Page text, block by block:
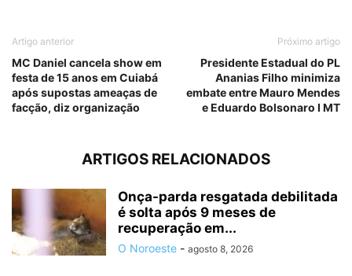
Artigo anterior
MC Daniel cancela show em
festa de 15 anos em Cuiabá
após supostas ameaças de
facção, diz organização
Próximo artigo
Presidente Estadual do PL
Ananias Filho minimiza
embate entre Mauro Mendes
e Eduardo Bolsonaro I MT
ARTIGOS RELACIONADOS
Onça-parda resgatada debilitada
é solta após 9 meses de
recuperação em...
O Noroeste - agosto 8, 2026